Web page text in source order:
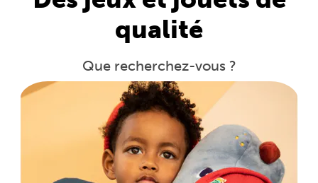
qualité
Que recherchez-vous ?